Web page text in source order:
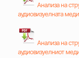
Анализа на
аудиовизуелната
Анализа на
аудиовизуелниот